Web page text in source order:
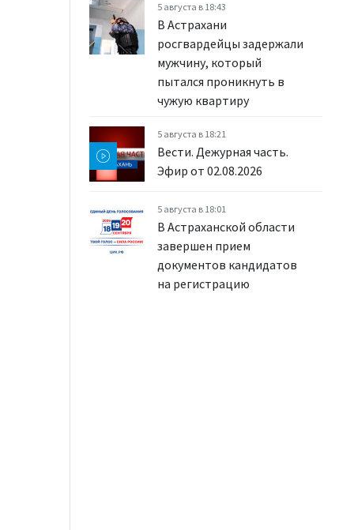
5 августа в 18:43
В Астрахани
росгвардейцы задержали
мужчину, который
пытался проникнуть в
чужую квартиру
5 августа в 18:21
Вести. Дежурная часть.
Эфир от 02.08.2026
5 августа в 18:01
В Астраханской области
завершен прием
документов кандидатов
на регистрацию